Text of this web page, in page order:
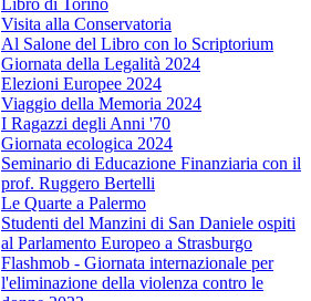
Libro di Torino
Visita alla Conservatoria
Al Salone del Libro con lo Scriptorium
Giornata della Legalità 2024
Elezioni Europee 2024
Viaggio della Memoria 2024
I Ragazzi degli Anni '70
Giornata ecologica 2024
Seminario di Educazione Finanziaria con il
prof. Ruggero Bertelli
Le Quarte a Palermo
Studenti del Manzini di San Daniele ospiti
al Parlamento Europeo a Strasburgo
Flashmob - Giornata internazionale per
l'eliminazione della violenza contro le